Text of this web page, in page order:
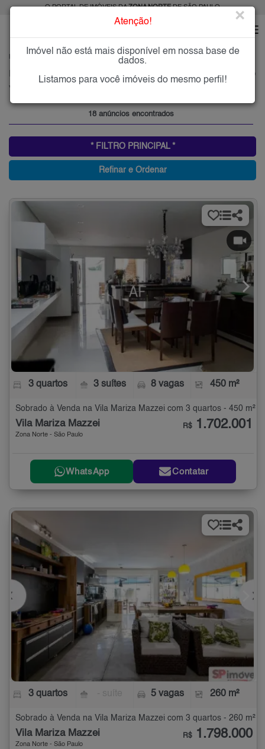
O PORTAL DE IMÓVEIS DAZONA NORTEDE SÃO PAULO
VILA MARIZA MAZZEI
Imóveis à Venda na Vila Mariza Mazzei, Zona Norte de São Paulo
Vila Mariza Mazzei, Zona Norte
18 anúncios encontrados
* FILTRO PRINCIPAL *
Refinar e Ordenar
3 quartos 3 suítes 8 vagas 450 m²
Sobrado à Venda na Vila Mariza Mazzei com 3 quartos - 450 m²
Vila Mariza Mazzei
Zona Norte - São Paulo
R$ 1.702.001
WhatsApp Contatar
3 quartos 5 vagas 260 m²
Sobrado à Venda na Vila Mariza Mazzei com 3 quartos - 260 m²
Vila Mariza Mazzei
Zona Norte - São Paulo
R$ 1.798.000
Atenção! ×
Imóvel não está mais disponível em nossa base de
dados.
Listamos para você imóveis do mesmo perfil!